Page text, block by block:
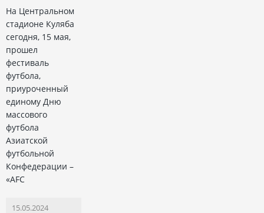
На Центральном
стадионе Куляба
сегодня, 15 мая,
прошел
фестиваль
футбола,
приуроченный
единому Дню
массового
футбола
Азиатской
футбольной
Конфедерации –
«AFC
15.05.2024